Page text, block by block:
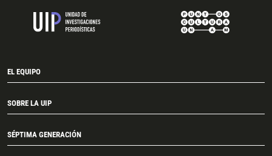
EL EQUIPO
SOBRE LA UIP
SÉPTIMA GENERACIÓN